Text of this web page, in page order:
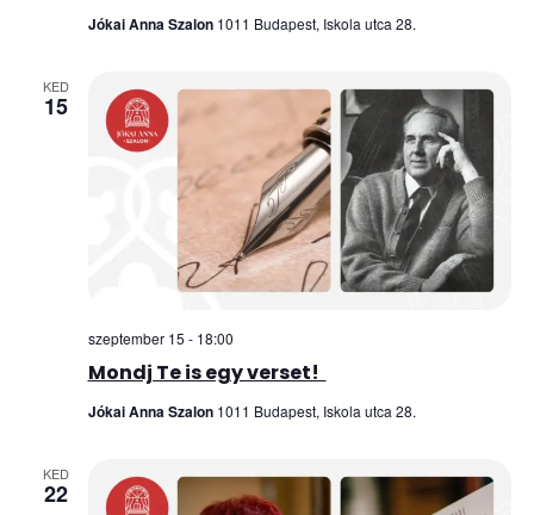
Jókai Anna Szalon 1011 Budapest, Iskola utca 28.
KED
15
Mondj Te is egy verset!
szeptember 15 - 18:00
Jókai Anna Szalon 1011 Budapest, Iskola utca 28.
KED
22